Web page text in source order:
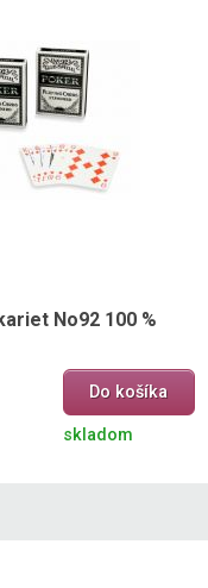
No92 100 %
Do košíka
skladom